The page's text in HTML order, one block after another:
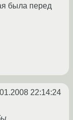
была перед
22:14:24